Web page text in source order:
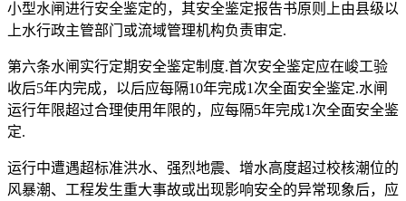
小型水闸进行安全鉴定的，其安全鉴定报告书原则上由县级以
上水行政主管部门或流域管理机构负责审定.
第六条水闸实行定期安全鉴定制度.首次安全鉴定应在峻工验
收后5年内完成，以后应每隔10年完成1次全面安全鉴定.水闸
运行年限超过合理使用年限的，应每隔5年完成1次全面安全鉴
定.
运行中遭遇超标准洪水、强烈地震、增水高度超过校核潮位的
风暴潮、工程发生重大事故或出现影响安全的异常现象后，应